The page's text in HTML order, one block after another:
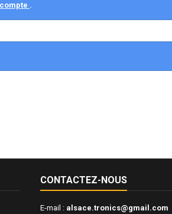
.
CONTACTEZ-NOUS
E-mail : alsace.tronics@gmail.com